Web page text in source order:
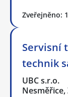
Zveřejněno:
Servisní
technik
UBC s.r.o.
Nesměřice,